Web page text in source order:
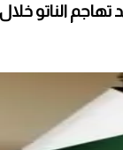
الناتو خلال 3 سنوات